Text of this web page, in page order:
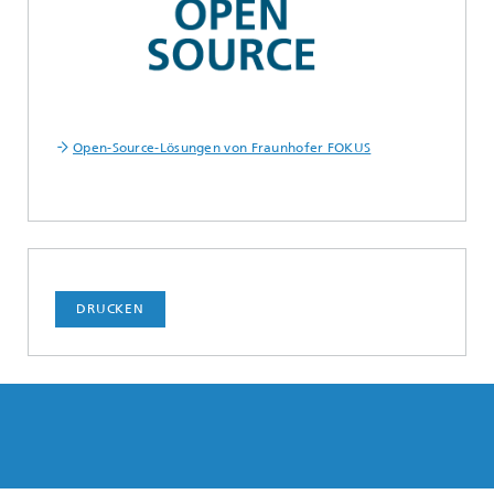
Open-Source-Lösungen von Fraunhofer FOKUS
DRUCKEN